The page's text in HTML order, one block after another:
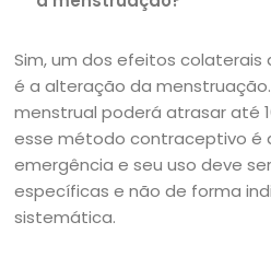
Sim, um dos efeitos colaterais
é a alteração da
menstrual poderá atrasar até
esse método contraceptivo é
emergência e seu uso deve
específicas e não de forma
sistemática.